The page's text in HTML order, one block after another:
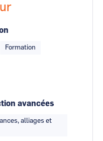
Formation
avancées
alliages et